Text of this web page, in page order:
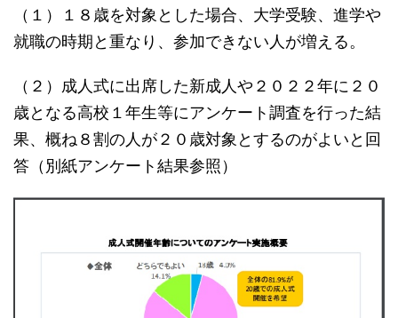
（１）１８歳を対象とした場合、大学受験、進学や
就職の時期と重なり、参加できない人が増える。
（２）成人式に出席した新成人や２０２２年に２０
歳となる高校１年生等にアンケート調査を行った結
果、概ね８割の人が２０歳対象とするのがよいと回
答（別紙アンケート結果参照）